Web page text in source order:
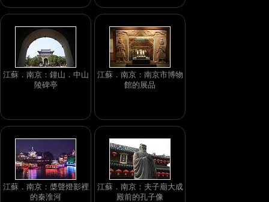
江蘇．南京：鐘山．中山
陵碑亭
江蘇．南京：南京市博物
館的展品
江蘇．南京：槳聲燈影裡
的秦淮河
江蘇．南京：夫子廟大成
殿前的孔子像